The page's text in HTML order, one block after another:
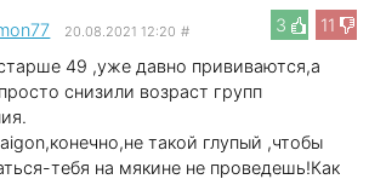
3
11
20.08.2021 12:20 #
49 ,уже давно прививаются,а
снизили возраст групп
такой глупый ,чтобы
тебя на мякине не проведешь!Как